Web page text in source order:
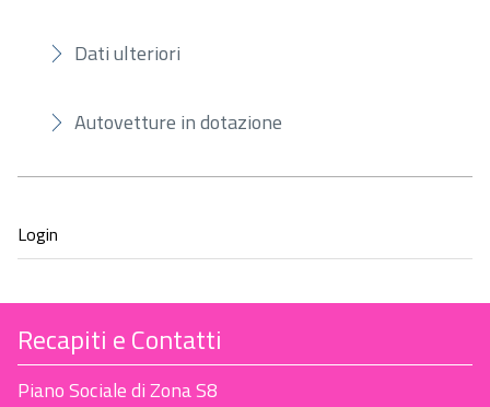
Dati ulteriori
Autovetture in dotazione
Recapiti e Contatti
Piano Sociale di Zona S8